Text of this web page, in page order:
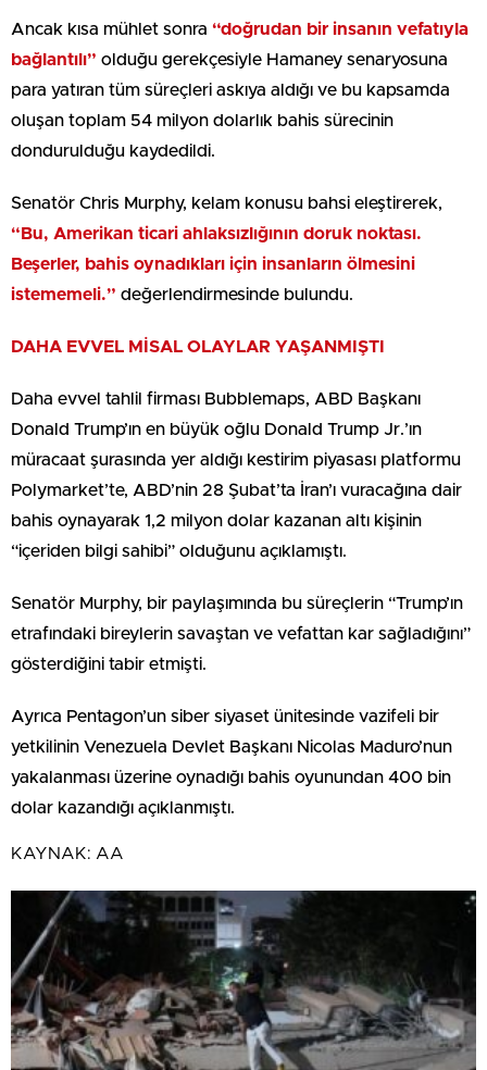
Ancak kısa mühlet sonra “doğrudan bir insanın vefatıyla
bağlantılı” olduğu gerekçesiyle Hamaney senaryosuna
para yatıran tüm süreçleri askıya aldığı ve bu kapsamda
oluşan toplam 54 milyon dolarlık bahis sürecinin
dondurulduğu kaydedildi.
Senatör Chris Murphy, kelam konusu bahsi eleştirerek,
“Bu, Amerikan ticari ahlaksızlığının doruk noktası.
Beşerler, bahis oynadıkları için insanların ölmesini
istememeli.” değerlendirmesinde bulundu.
DAHA EVVEL MİSAL OLAYLAR YAŞANMIŞTI
Daha evvel tahlil firması Bubblemaps, ABD Başkanı
Donald Trump’ın en büyük oğlu Donald Trump Jr.’ın
müracaat şurasında yer aldığı kestirim piyasası platformu
Polymarket’te, ABD’nin 28 Şubat’ta İran’ı vuracağına dair
bahis oynayarak 1,2 milyon dolar kazanan altı kişinin
“içeriden bilgi sahibi” olduğunu açıklamıştı.
Senatör Murphy, bir paylaşımında bu süreçlerin “Trump’ın
etrafındaki bireylerin savaştan ve vefattan kar sağladığını”
gösterdiğini tabir etmişti.
Ayrıca Pentagon’un siber siyaset ünitesinde vazifeli bir
yetkilinin Venezuela Devlet Başkanı Nicolas Maduro’nun
yakalanması üzerine oynadığı bahis oyunundan 400 bin
dolar kazandığı açıklanmıştı.
KAYNAK: AA